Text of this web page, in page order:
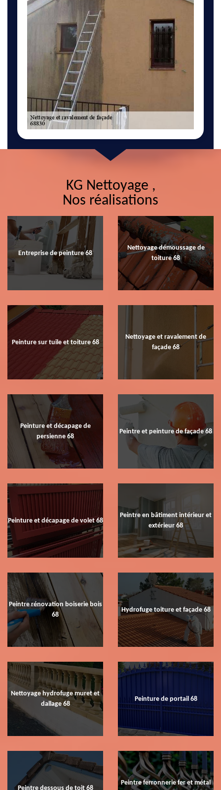
KG Nettoyage ,
Nos réalisations
Entreprise de peinture 68
Nettoyage démoussage de
toiture 68
Peinture sur tuile et toiture 68
Nettoyage et ravalement de
façade 68
Peinture et décapage de
persienne 68
Peintre et peinture de façade 68
Peinture et décapage de volet 68
Peintre en bâtiment intérieur et
extérieur 68
Peintre rénovation boiserie bois
68
Hydrofuge toiture et façade 68
Nettoyage hydrofuge muret et
dallage 68
Peinture de portail 68
Peintre dessous de toit 68
Peintre ferronnerie fer et métal